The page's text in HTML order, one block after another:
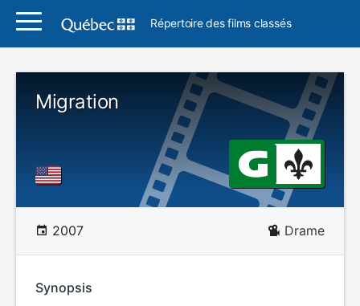
Répertoire des films classés
Migration
2007 Drame
Synopsis